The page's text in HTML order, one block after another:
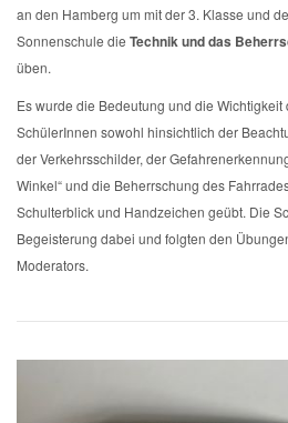
an den Hamberg um mit der 3. Klasse und
Sonnenschule die Technik und das
üben.
Es wurde die Bedeutung und die
SchülerInnen sowohl hinsichtlich der
der Verkehrsschilder, der
Winkel“ und die Beherrschung des
Schulterblick und Handzeichen geübt. Die
Begeisterung dabei und folgten den
Moderators.